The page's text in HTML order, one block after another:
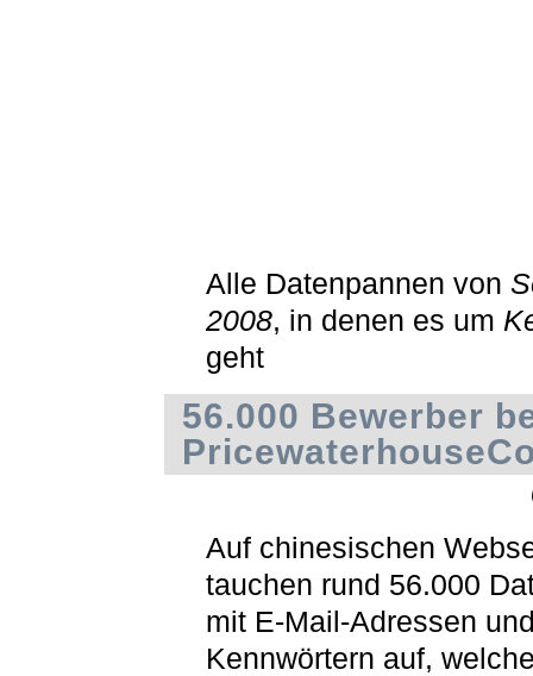
Alle Datenpannen von
2008, in denen es um
geht
56.000 Bewerber
Auf chinesischen
tauchen rund 56.000
mit E-Mail-Adressen
Kennwörtern auf,